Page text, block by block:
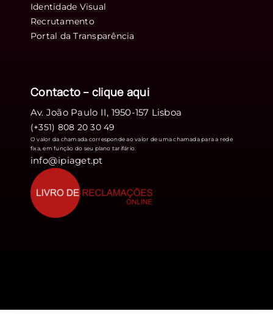
Identidade Visual
Recrutamento
Portal da Transparência
Contacto – clique aqui
Av. João Paulo II, 1950-157 Lisboa
(+351) 808 20 30 49
O valor da chamada corresponde ao valor de uma chamada para a rede
fixa, em função do seu plano tarifário.
info@ipiaget.pt